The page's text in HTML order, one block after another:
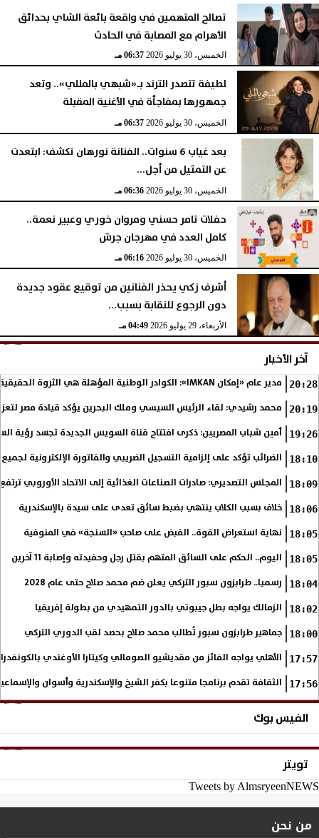
تصالح المتهمين في واقعة بائعة الشاي بحدائق
الأهرام مع المصابة في الحادث
الخميس، 30 يوليو 2026 06:37 مـ
لطيفة تتصدر الترند بـ«شبهي بالمللي».. وتعد
جمهورها بمفاجأة في الأغنية المقبلة
الخميس، 30 يوليو 2026 06:37 مـ
بعد غياب 6 سنوات.. الفنانة نورهان تكشف: ابتعدت
عن التمثيل من أجل...
الخميس، 30 يوليو 2026 06:36 مـ
حفلات تامر حسني ومروان خوري وعبير نعمة..
كامل العدد في مهرجان جرش
الخميس، 30 يوليو 2026 06:16 مـ
أشرف زكي يحذر الفنانين من توقيع عقود جديدة
دون الرجوع للنقابة بسبب...
الأربعاء، 29 يوليو 2026 04:49 مـ
آخر الأخبار
20:28 مدير عام «إمكان IMKAN»: الكوادر الوطنية المؤهلة هي الثروة الحقيقية لمستقبل التنمية في مصر
20:19 محمد رشيدي: لقاء الرئيس السيسي وملك البحرين يؤكد قيادة مصر
19:26 أمين شباب المصريين: ذكرى افتتاح قناة السويس الجديدة تجسد رؤية
18:10 الضرائب تؤكد على إلزامية التسجيل الضريبي والفاتورة الإلكترونية
18:09 المجلس التصديري: صادرات الصناعات الغذائية إلى الاتحاد الأوروبي ترتفع 15.4% خلال النصف الأول من
18:06 خلاف بسبب الكلاب ينتهي بضبط سائق تعدى على سيدة بالإسكندرية
18:05 نهاية استعراض القوة.. القبض على صاحب «السنجة» في المنوفية
18:05 اليوم.. الحكم على السائق المتهم بقتل رجل وحفيدته وإصابة 11 آخرين
18:04 رسميا.. طرابزون سبور التركي يعلن ضم محمد صلاح حتى عام 2028
18:02 الزمالك يواجه بطل جيبوتي بالدور التمهيدي من بطولة إفريقيا
18:00 جماهير طرابزون سبور تُطالب محمد صلاح بحصد لقب الدوري التركي
17:57 الأهلي يواجه الفائز من مقديشيو الصومالي وكيتارا الأوغندي
17:56 الثقافة تقدم برنامجا متنوعا بكفر الشيخ والإسكندرية وأسوان
الفيس بوك
تويتر
Tweets by AlmsryeenNEWS
من نحن